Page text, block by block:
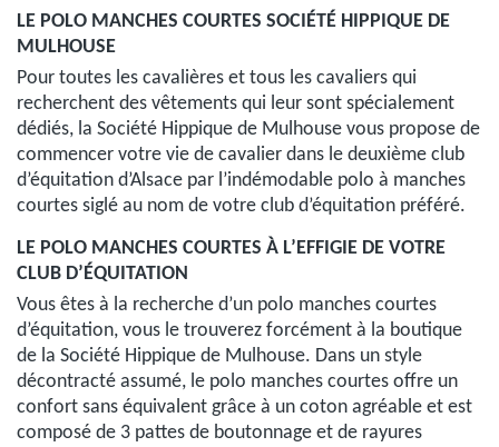
LE POLO MANCHES COURTES SOCIÉTÉ HIPPIQUE DE
MULHOUSE
Pour toutes les cavalières et tous les cavaliers qui
recherchent des vêtements qui leur sont spécialement
dédiés, la Société Hippique de Mulhouse vous propose de
commencer votre vie de cavalier dans le deuxième club
d’équitation d’Alsace par l’indémodable polo à manches
courtes siglé au nom de votre club d’équitation préféré.
LE POLO MANCHES COURTES À L’EFFIGIE DE VOTRE
CLUB D’ÉQUITATION
Vous êtes à la recherche d’un polo manches courtes
d’équitation, vous le trouverez forcément à la boutique
de la Société Hippique de Mulhouse. Dans un style
décontracté assumé, le polo manches courtes offre un
confort sans équivalent grâce à un coton agréable et est
composé de 3 pattes de boutonnage et de rayures